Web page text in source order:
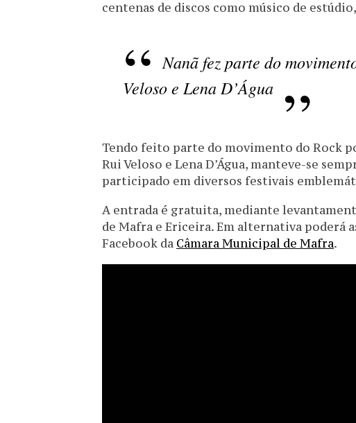
centenas de discos como músico de
Nanã fez parte do
Veloso e Lena D’Água
Tendo feito parte do movimento do Rock
Rui Veloso e Lena D’Água, manteve-se
participado em diversos festivais
A entrada é gratuita, mediante
de Mafra e Ericeira. Em alternativa poderá
Facebook da Câmara Municipal de Mafra.